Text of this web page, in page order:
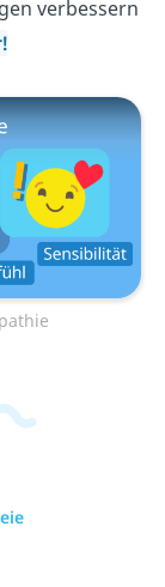
verbessern